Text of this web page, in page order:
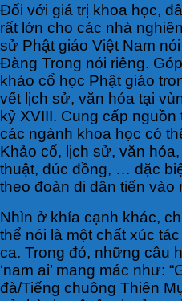
Đối với giá trị khoa học,
rất lớn cho các nhà
sử Phật giáo Việt Nam
Đàng Trong nói riêng.
khảo cổ học Phật giáo
vết lịch sử, văn hóa tại
kỷ XVIII. Cung cấp
các ngành khoa học có
Khảo cổ, lịch sử, văn
thuật, đúc đồng, … đặc
theo đoàn di dân tiến vào
Nhìn ở khía cạnh khác,
thể nói là một chất xúc
ca. Trong đó, những câu
‘nam ai’ mang mác như:
đà/Tiếng chuông Thiên